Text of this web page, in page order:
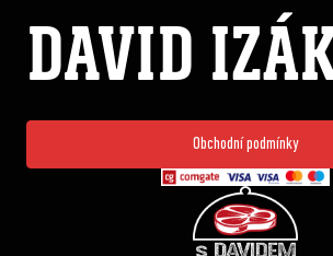
DAVID
Obchodní podmínky